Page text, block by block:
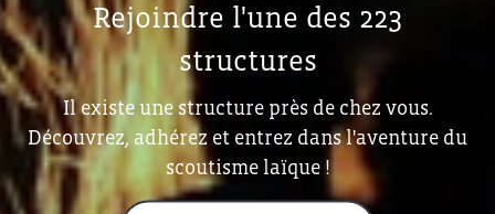
Rejoindre l'une des 223
structures
Il existe une structure près de chez vous.
Découvrez, adhérez et entrez dans l'aventure du
scoutisme laïque !